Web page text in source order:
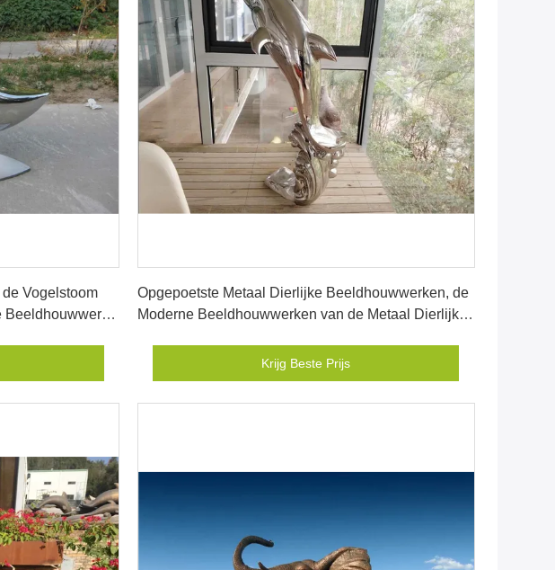
Vogelstoom
Beeldhouwwerk
Opgepoetste Metaal Dierlijke Beeldhouwwerken, de
Moderne Beeldhouwwerken van de Metaal Dierlijke
Krijg Beste Prijs